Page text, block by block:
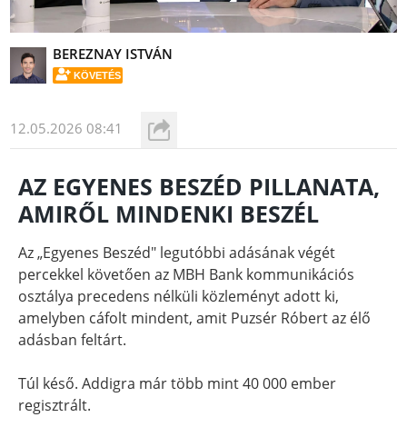
BEREZNAY ISTVÁN
KÖVETÉS
12.05.2026 08:41
AZ EGYENES BESZÉD PILLANATA,
AMIRŐL MINDENKI BESZÉL
Az „Egyenes Beszéd" legutóbbi adásának végét
percekkel követően az MBH Bank kommunikációs
osztálya precedens nélküli közleményt adott ki,
amelyben cáfolt mindent, amit Puzsér Róbert az élő
adásban feltárt.
Túl késő. Addigra már több mint 40 000 ember
regisztrált.